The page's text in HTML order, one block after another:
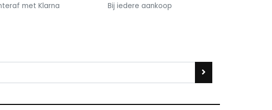
met Klarna
Bij iedere aankoop